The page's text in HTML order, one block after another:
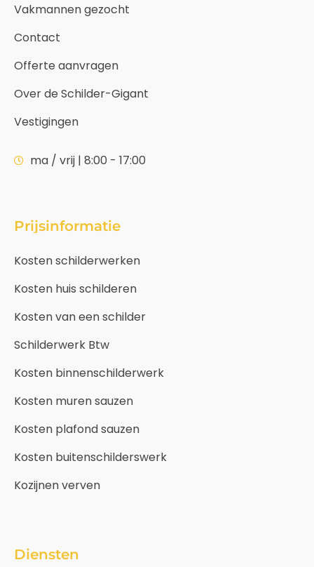
Vakmannen gezocht
Contact
Offerte aanvragen
Over de Schilder-Gigant
Vestigingen
ma / vrij | 8:00 - 17:00
Prijsinformatie
Kosten schilderwerken
Kosten huis schilderen
Kosten van een schilder
Schilderwerk Btw
Kosten binnenschilderwerk
Kosten muren sauzen
Kosten plafond sauzen
Kosten buitenschilderswerk
Kozijnen verven
Diensten